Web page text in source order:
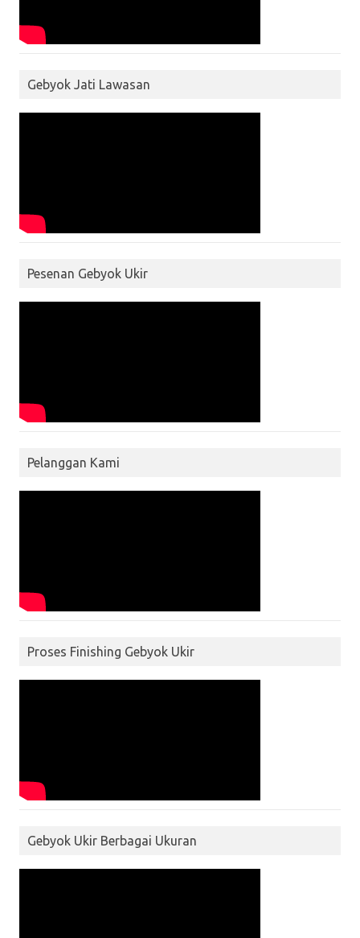
Gebyok Jati Lawasan
Pesenan Gebyok Ukir
Pelanggan Kami
Proses Finishing Gebyok Ukir
Gebyok Ukir Berbagai Ukuran